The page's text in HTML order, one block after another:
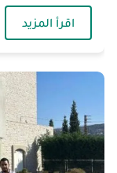
اقرأ المزيد